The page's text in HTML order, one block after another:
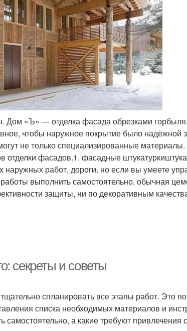
Дом «Ъ» — отделка фасада обрезками
чтобы наружное покрытие было надёжной
не только специализированные
отделки фасадов.1. фасадные
работ, дороги. но если вы умеете
выполнить самостоятельно, обычная
защиты, ни по декоративным
секреты и советы
спланировать все этапы работ. Это
списка необходимых материалов и
а какие требуют привлечения